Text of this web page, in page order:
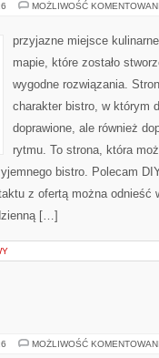
MOŻLIWOŚĆ
przyjazne miejsce
mapie, które zostało
wygodne rozwiązania.
charakter bistro, w którym
doprawione, ale również
rytmu. To strona, która
bistro. Polecam
z ofertą można odnieść
[…]
MOŻLIWOŚĆ